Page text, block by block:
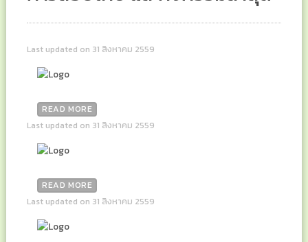
Last updated on 31 สิงหาคม 2559
READ MORE
Last updated on 31 สิงหาคม 2559
READ MORE
Last updated on 31 สิงหาคม 2559